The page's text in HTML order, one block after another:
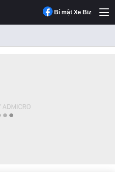
Bí mật Xe Biz